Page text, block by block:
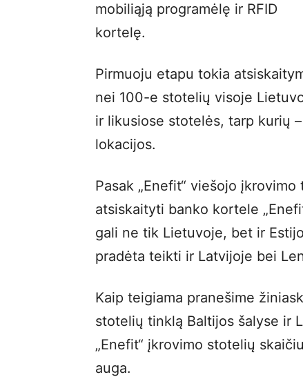
mobiliąją programėlę ir RFID
kortelę.
Pirmuoju etapu tokia
nei 100-e stotelių visoje
ir likusiose stotelės, tarp kurių
lokacijos.
Pasak „Enefit“ viešojo
atsiskaityti banko kortele
gali ne tik Lietuvoje, bet ir
pradėta teikti ir Latvijoje bei
Kaip teigiama pranešime
stotelių tinklą Baltijos šalyse ir
„Enefit“ įkrovimo stotelių
auga.